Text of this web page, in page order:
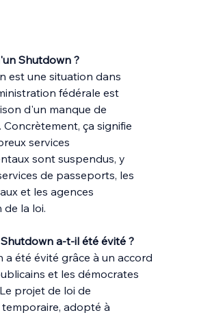
Shutdown ?
est une situation dans
fédérale est
d'un manque de
ça signifie
services
sont suspendus, y
de passeports, les
et les agences
la loi.
a-t-il été évité ?
a été évité grâce à un accord
et les démocrates
projet de loi de
adopté à